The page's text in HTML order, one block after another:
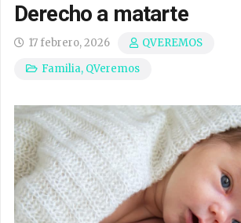
Derecho a matarte
17 febrero, 2026
QVEREMOS
Familia, QVeremos